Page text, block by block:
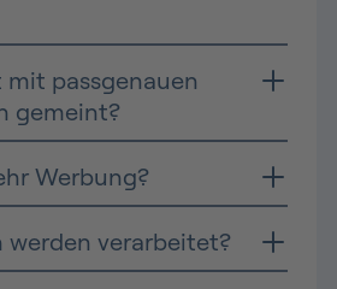
mit passgenauen
gemeint?
Werbung?
werden verarbeitet?